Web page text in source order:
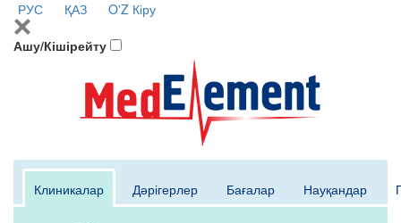
РУС ҚАЗ O'Z Кіру
Ашу/Кішірейту
Клиникалар Дәрігерлер Бағалар Науқандар